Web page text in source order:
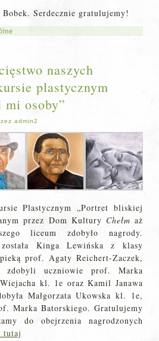
Serdecznie gratulujemy!
naszych
plastycznym
osoby”
admin2
Plastycznym „Portret bliskiej
przez Dom Kultury Chełm aż
liceum zdobyło nagrody.
Kinga Lewińska z klasy
prof. Agaty Reichert-Zaczek,
zdobyli uczniowie prof. Marka
kl. 1e oraz Kamil Janawa
Małgorzata Ukowska kl. 1e,
Marka Batorskiego. Gratulujemy
do obejrzenia nagrodzonych
tutaj